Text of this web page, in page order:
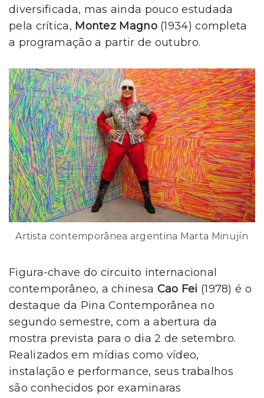
diversificada, mas ainda pouco estudada
pela crítica, Montez Magno (1934) completa
a programação a partir de outubro.
Artista contemporânea argentina Marta Minujín
Figura-chave do circuito internacional
contemporâneo, a chinesa Cao Fei (1978) é o
destaque da Pina Contemporânea no
segundo semestre, com a abertura da
mostra prevista para o dia 2 de setembro.
Realizados em mídias como vídeo,
instalação e performance, seus trabalhos
são conhecidos por examinaras